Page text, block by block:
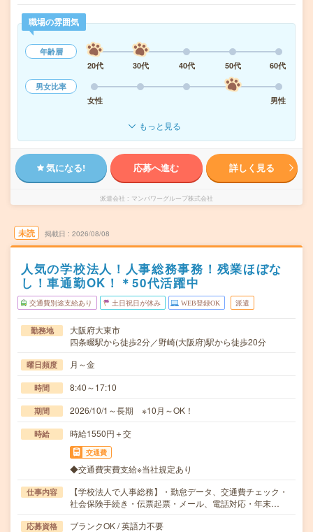
職場の雰囲気
年齢層
20代
30代 40代 50代
60代
男女比率
女性
男性
もっと見る
気になる! 応募へ進む 詳しく見る
派遣会社 マンパワーグループ株式会社
未読 掲載日 2026/08/08
人気の学校法人！人事総務事務！残業ほぼな
し！車通勤OK！＊50代活躍中
交通費別途支給あり 土日祝日が休み WEB登録OK 派遣
勤務地
大阪府大東市
四条畷駅から徒歩2分／野崎(大阪府)駅から徒歩20分
曜日頻度 月～金
時間 8:40～17:10
期間 2026/10/1～長期 ※10月～OK！
時給 時給1550円＋交
交通費
◆交通費実費支給※当社規定あり
仕事内容
【学校法人で人事総務】・勤怠データ、交通費チェック・
社会保険手続き・伝票起票・メール、電話対応・年末…
応募資格
ブランクOK / 英語力不要